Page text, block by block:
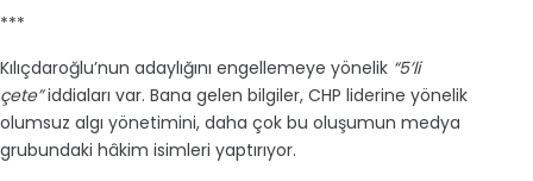
***
Kılıçdaroğlu’nun adaylığını engellemeye yönelik “5’li
çete”iddiaları var. Bana gelen bilgiler, CHP liderine yönelik
olumsuz algı yönetimini, daha çok bu oluşumun medya
grubundaki hâkim isimleri yaptırıyor.